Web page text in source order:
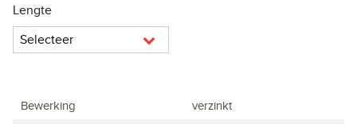
Lengte
Selecteer
Bewerking
verzinkt